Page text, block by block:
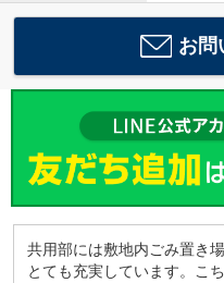
お問
共用部には敷地内ごみ置き
とても充実しています。こ